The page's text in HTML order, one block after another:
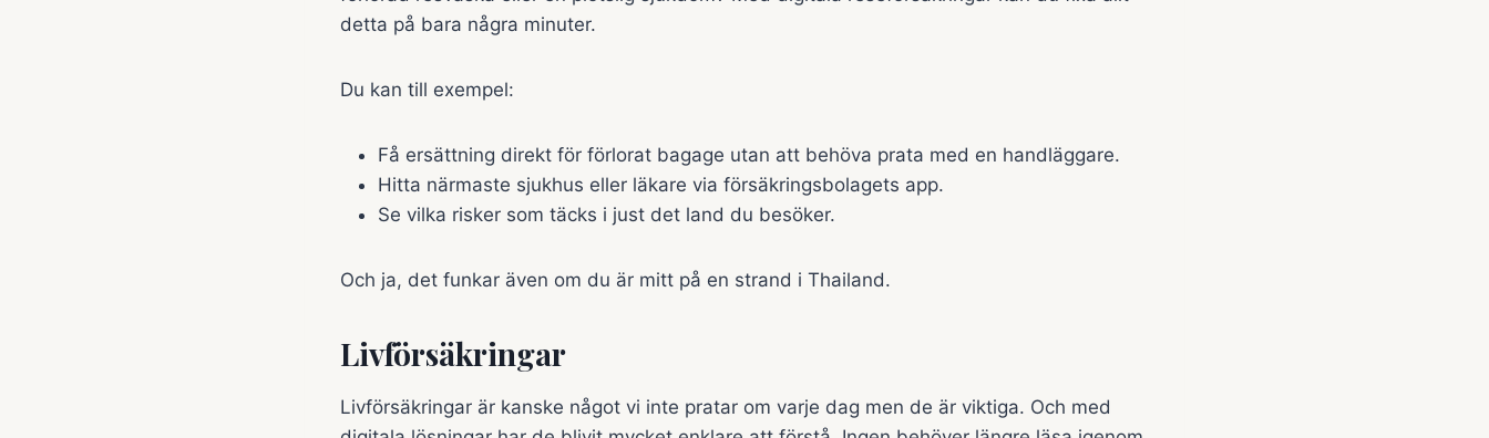
detta på bara några minuter.
Du kan till exempel:
Få ersättning direkt för förlorat bagage utan att behöva prata med en handläggare.
Hitta närmaste sjukhus eller läkare via försäkringsbolagets app.
Se vilka risker som täcks i just det land du besöker.
Och ja, det funkar även om du är mitt på en strand i Thailand.
Livförsäkringar
Livförsäkringar är kanske något vi inte pratar om varje dag men de är viktiga. Och med